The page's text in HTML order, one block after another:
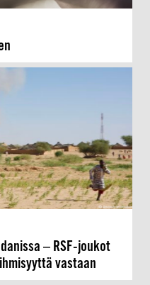
– RSF-joukot
vastaan